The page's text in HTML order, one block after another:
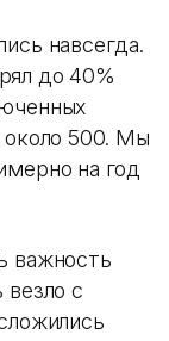
навсегда.
до 40%
около 500. Мы
на год
важность
с